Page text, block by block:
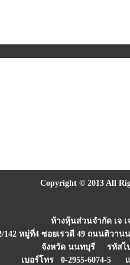
Copyright © 2013 All
ห้างหุ้นส่วนจำกัด เจ เ
142 หมู่ที่4 ซอยเรวดี 49 ถนนติว
จังหวัด นนทบุรี รหัสไป
เบอร์โทร 0-2955-6074-5